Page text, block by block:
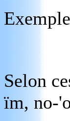
Selon
ïm, no-